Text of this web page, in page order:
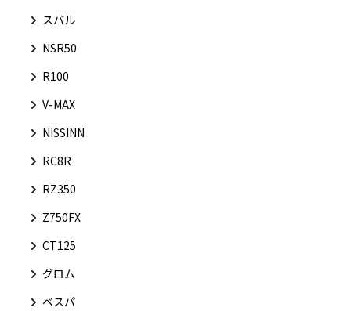
スバル
NSR50
R100
V-MAX
NISSINN
RC8R
RZ350
Z750FX
CT125
グロム
ベスパ